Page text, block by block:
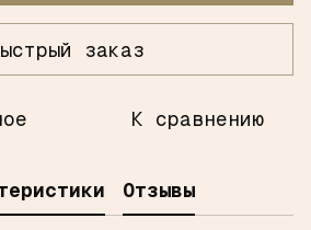
заказ
К сравнению
Отзывы